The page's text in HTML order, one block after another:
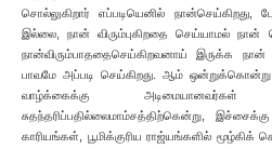
சொல்லுகிறார் எப்படியெனில் நான்செய்கிறது,
இல்லை, நான் விரும்புகிறதை செய்யாமல் நான்
நான்விரும்பாததைசெய்கிறவனாய் இருக்க
பாவமே அப்படி செய்கிறது. ஆம் ஒன்றுக்கொன்று
வாழ்க்கைக்கு
சுதந்தரிப்பதில்லைமாம்சத்திற்கென்று,
காரியங்கள், பூமிக்குரிய ராஜ்யங்களில் மூழ்கிக்